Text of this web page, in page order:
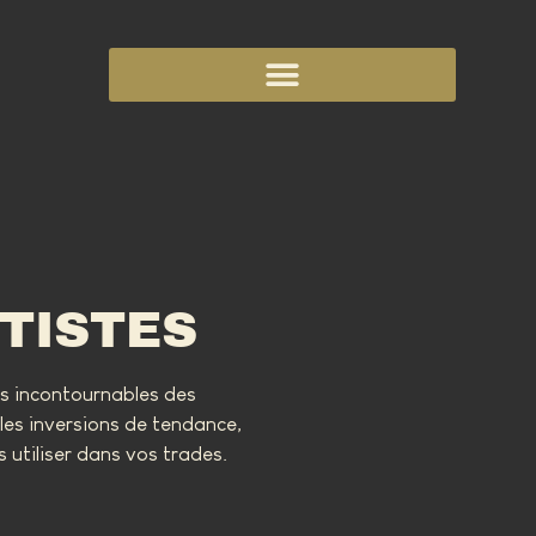
incontournables des
inversions de tendance,
utiliser dans vos trades.